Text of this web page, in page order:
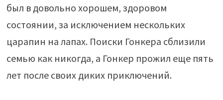
был в довольно хорошем, здоровом
состоянии, за исключением нескольких
царапин на лапах. Поиски Гонкера сблизили
семью как никогда, а Гонкер прожил еще пять
лет после своих диких приключений.